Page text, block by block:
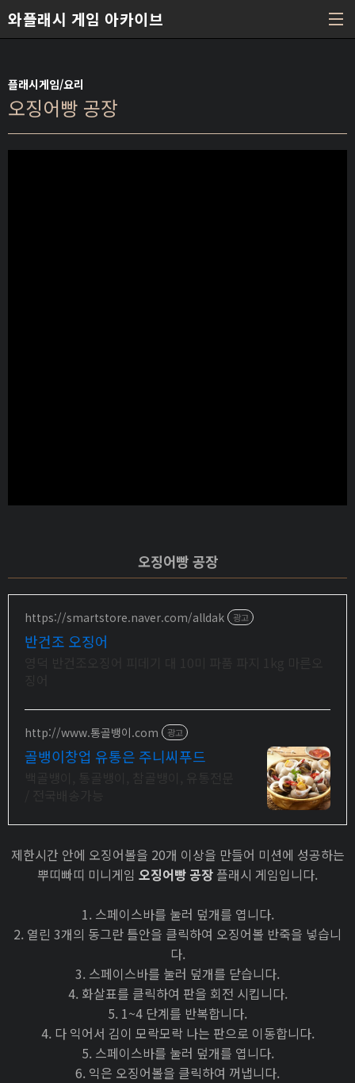
와플래시 게임 아카이브
플래시게임/요리
오징어빵 공장
오징어빵 공장
https://smartstore.naver.com/alldak 광고
반건조 오징어
http://www.통골뱅이.com 광고
골뱅이창업 유통은 주니씨푸드
제한시간 안에 오징어볼을 20개 이상을 만들어 미션에 성공하는
뿌띠빠띠 미니게임 오징어빵 공장 플래시 게임입니다.
1. 스페이스바를 눌러 덮개를 엽니다.
2. 열린 3개의 동그란 틀안을 클릭하여 오징어볼 반죽을 넣습니
다.
3. 스페이스바를 눌러 덮개를 닫습니다.
4. 화살표를 클릭하여 판을 회전 시킵니다.
5. 1~4 단계를 반복합니다.
4. 다 익어서 김이 모락모락 나는 판으로 이동합니다.
5. 스페이스바를 눌러 덮개를 엽니다.
6. 익은 오징어볼을 클릭하여 꺼냅니다.